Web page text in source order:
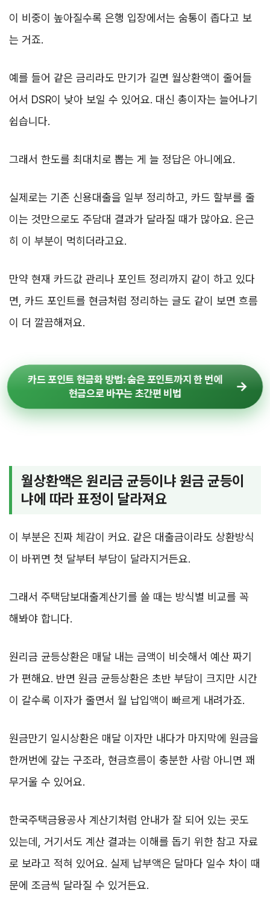
이 비중이 높아질수록 은행 입장에서는 숨통이 좁다고 보
는 거죠.
예를 들어 같은 금리라도 만기가 길면 월상환액이 줄어들
어서 DSR이 낮아 보일 수 있어요. 대신 총이자는 늘어나기
쉽습니다.
그래서 한도를 최대치로 뽑는 게 늘 정답은 아니에요.
실제로는 기존 신용대출을 일부 정리하고, 카드 할부를 줄
이는 것만으로도 주담대 결과가 달라질 때가 많아요. 은근
히 이 부분이 먹히더라고요.
만약 현재 카드값 관리나 포인트 정리까지 같이 하고 있다
면, 카드 포인트를 현금처럼 정리하는 글도 같이 보면 흐름
이 더 깔끔해져요.
카드 포인트 현금화 방법: 숨은 포인트까지 한 번에
현금으로 바꾸는 초간편 비법
월상환액은 원리금 균등이냐 원금 균등이
냐에 따라 표정이 달라져요
이 부분은 진짜 체감이 커요. 같은 대출금이라도 상환방식
이 바뀌면 첫 달부터 부담이 달라지거든요.
그래서 주택담보대출계산기를 쓸 때는 방식별 비교를 꼭
해봐야 합니다.
원리금 균등상환은 매달 내는 금액이 비슷해서 예산 짜기
가 편해요. 반면 원금 균등상환은 초반 부담이 크지만 시간
이 갈수록 이자가 줄면서 월 납입액이 빠르게 내려가죠.
원금만기 일시상환은 매달 이자만 내다가 마지막에 원금을
한꺼번에 갚는 구조라, 현금흐름이 충분한 사람 아니면 꽤
무거울 수 있어요.
한국주택금융공사 계산기처럼 안내가 잘 되어 있는 곳도
있는데, 거기서도 계산 결과는 이해를 돕기 위한 참고 자료
로 보라고 적혀 있어요. 실제 납부액은 달마다 일수 차이 때
문에 조금씩 달라질 수 있거든요.